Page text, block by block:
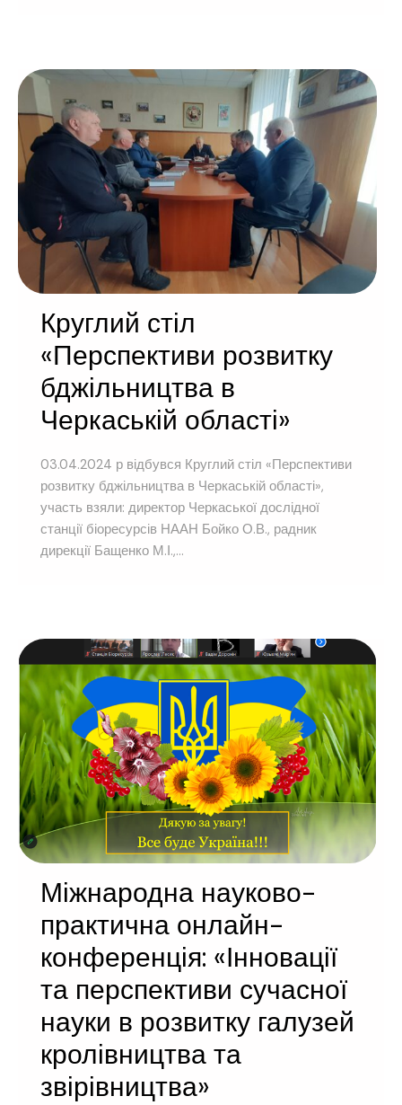
Круглий стіл
«Перспективи розвитку
бджільництва в
Черкаській області»
03.04.2024 р відбувся Круглий стіл «Перспективи
розвитку бджільництва в Черкаській області»,
участь взяли: директор Черкаської дослідної
станції біоресурсів НААН Бойко О.В., радник
дирекції Бащенко М.І.,...
Міжнародна науково-
практична онлайн-
конференція: «Інновації
та перспективи сучасної
науки в розвитку галузей
кролівництва та
звірівництва»